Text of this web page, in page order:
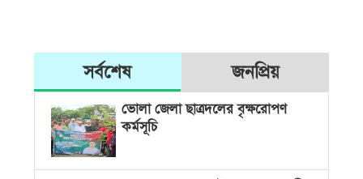
সর্বশেষ জনপ্রিয়
ভোলা জেলা ছাত্রদলের বৃক্ষরোপণ
কর্মসূচি